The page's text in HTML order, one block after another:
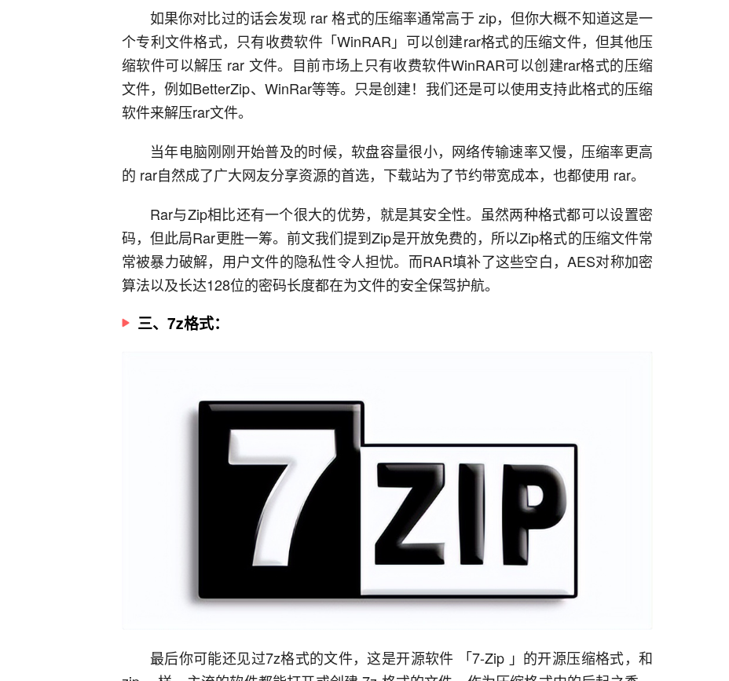
如果你对比过的话会发现 rar 格式的压缩率通常高于 zip，但你大概不知道这是一
个专利文件格式，只有收费软件「WinRAR」可以创建rar格式的压缩文件，但其他压
缩软件可以解压 rar 文件。目前市场上只有收费软件WinRAR可以创建rar格式的压缩
文件，例如BetterZip、WinRar等等。只是创建！我们还是可以使用支持此格式的压缩
软件来解压rar文件。
当年电脑刚刚开始普及的时候，软盘容量很小，网络传输速率又慢，压缩率更高
的 rar自然成了广大网友分享资源的首选，下载站为了节约带宽成本，也都使用 rar。
Rar与Zip相比还有一个很大的优势，就是其安全性。虽然两种格式都可以设置密
码，但此局Rar更胜一筹。前文我们提到Zip是开放免费的，所以Zip格式的压缩文件常
常被暴力破解，用户文件的隐私性令人担忧。而RAR填补了这些空白，AES对称加密
算法以及长达128位的密码长度都在为文件的安全保驾护航。
三、7z格式：
最后你可能还见过7z格式的文件，这是开源软件 「7-Zip 」的开源压缩格式，和